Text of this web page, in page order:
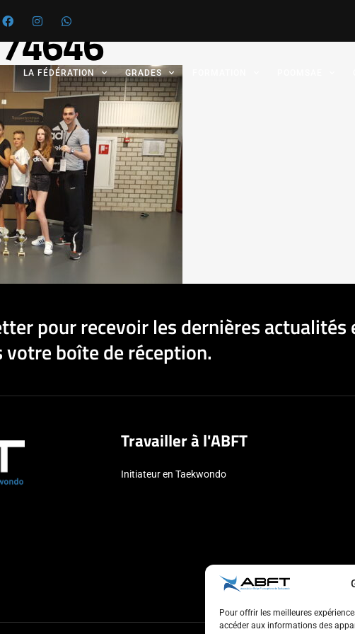
Pour offrir les meilleures
accéder aux informations des
LA FÉDÉRATION GRADES
pour recevoir les dernières actualités
boîte de réception.
Travailler à l'ABFT
Initiateur en Taekwondo